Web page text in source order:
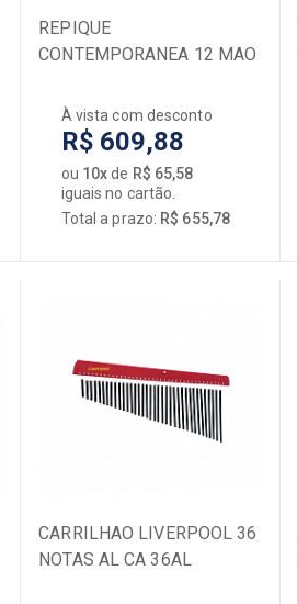
REPIQUE
CONTEMPORANEA 12 MAO
LEITOSA
À vista com desconto
R$ 609,88
ou 10xde R$ 65,58
iguais no cartão.
Total a prazo: R$ 655,78
CARRILHAO LIVERPOOL 36
NOTAS AL CA 36AL